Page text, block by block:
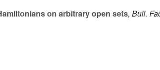
on arbitrary open sets, Bull.